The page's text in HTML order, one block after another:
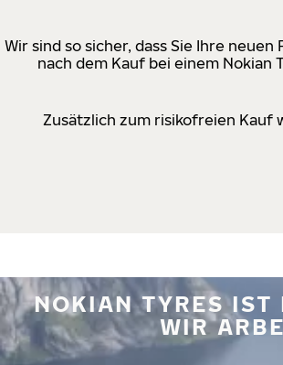
Wir sind so sicher, dass Sie Ihre
nach dem Kauf bei einem
Zusätzlich zum risikofreien Kauf
NOKIAN TYRES IST
WIR